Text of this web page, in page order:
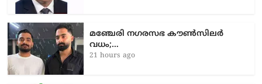
മഞ്ചേരി നഗരസഭ കൗൺസിലർ
വധം;…
21 hours ago